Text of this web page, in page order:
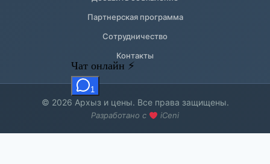
Партнерская программа
Сотрудничество
Контакты
© 2026 Архыз и цены. Все права защищены.
Разработано с iCeni